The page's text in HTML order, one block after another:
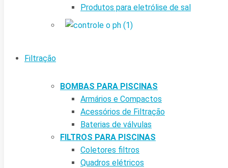
Produtos para eletrólise de sal
Filtração
BOMBAS PARA PISCINAS
Armários e Compactos
Acessórios de Filtração
Baterias de válvulas
FILTROS PARA PISCINAS
Coletores filtros
Quadros elétricos